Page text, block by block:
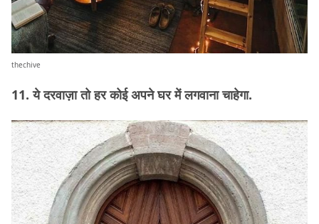
thechive
11. ये दरवाज़ा तो हर कोई अपने घर में लगवाना चाहेगा.